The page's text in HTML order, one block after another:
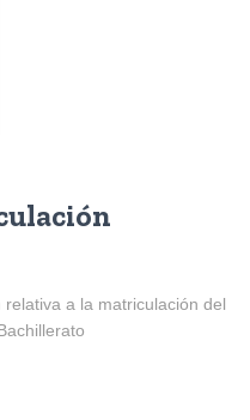
a la matriculación del